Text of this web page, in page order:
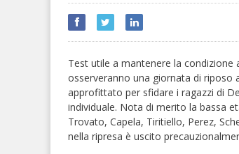
Test utile a mantenere la condizione
osserveranno una giornata di riposo
approfittato per sfidare i ragazzi di
individuale. Nota di merito la bassa
Trovato, Capela, Tiritiello, Perez,
nella ripresa è uscito